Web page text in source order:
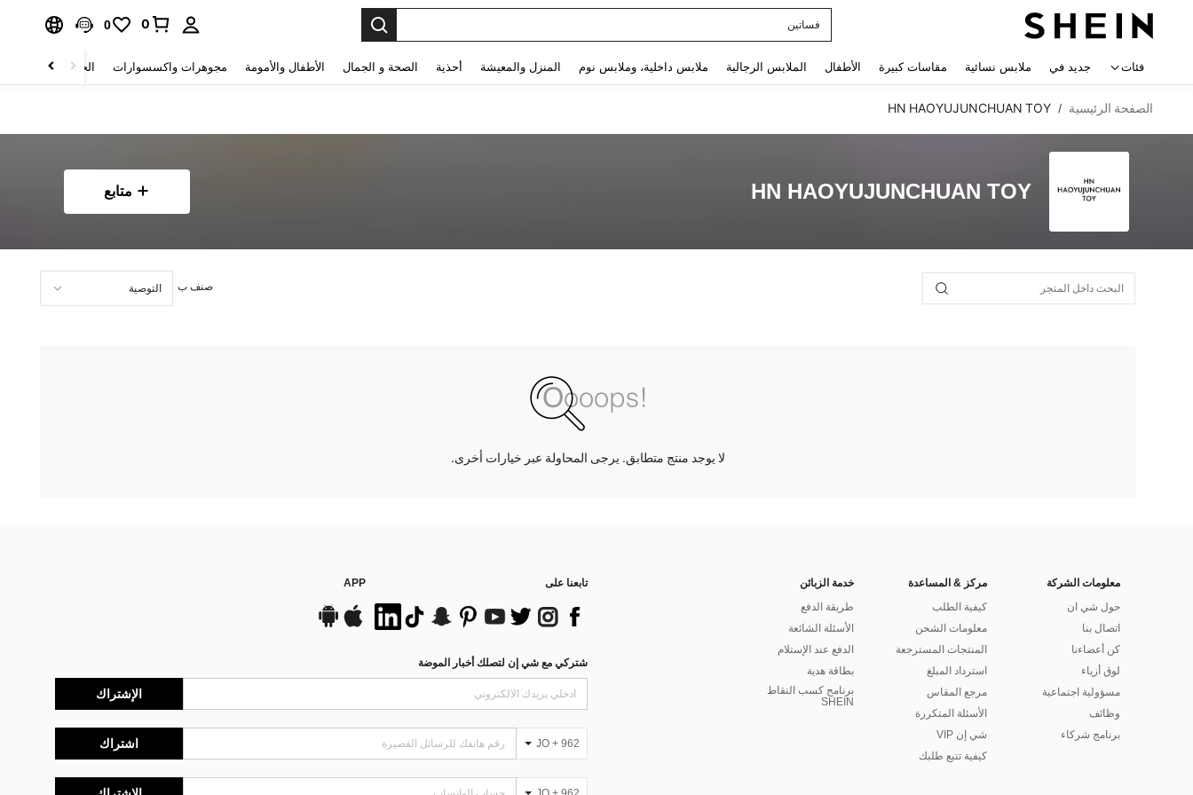
فساتين
0
0
فئات جديد في ملابس نسائية مقاسات كبيرة الأطفال الملابس الرجالية ملابس داخلية، وملابس نوم المنزل والمعيشة أحذية الصحة و الجمال الأطفال والأمومة مجوهرات واكسسوارات الحقائب والأمتعة
الصفحة الرئيسية /
HN HAOYUJUNCHUAN TOY
HN HAOYUJUNCHUAN TOY متابع
صنف ب
لا يوجد منتج متطابق. يرجى المحاولة عبر خيارات أخرى.
معلومات الشركة
حول شي ان
اتصال بنا
كن أعضاءنا
لوق أزياء
مسؤولية اجتماعية
وظائف
برنامج شركاء
مركز & المساعدة
كيفية الطلب
معلومات الشحن
المنتجات المسترجعة
استرداد المبلغ
مرجع المقاس
الأسئلة المتكررة
شي إن VIP
كيفية تتبع طلبك
خدمة الزبائن
طريقة الدفع
الأسئلة الشائعة
الدفع عند الإستلام
بطاقة هدية
برنامج كسب النقاط
SHEIN
تابعنا على APP
شتركي مع شي إن لتصلك أخبار الموضة
الإشتراك
JO + 962 اشتراك